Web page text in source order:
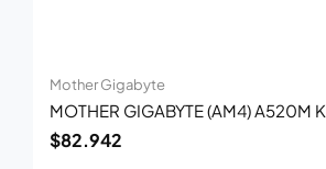
Mother Gigabyte
MOTHER GIGABYTE (AM4) A520M K
$82.942